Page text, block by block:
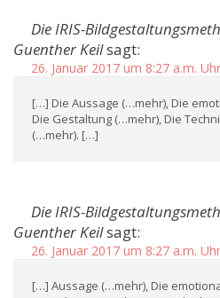
Die IRIS-
Guenther Keilsagt:
26. Januar 2017 um 8:27 a.m. Uhr
[…] Die Aussage (…mehr), Die
Die Gestaltung (…mehr), Die
(…mehr). […]
Die IRIS-
Guenther Keilsagt:
26. Januar 2017 um 8:27 a.m. Uhr
[…] Aussage (…mehr), Die